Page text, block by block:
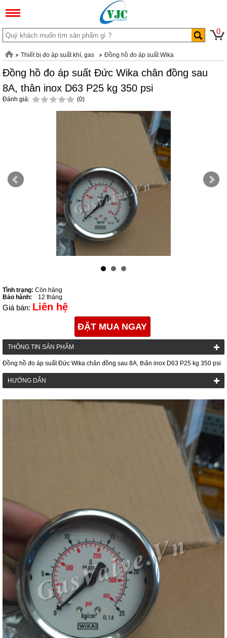
0
Thiết bị đo áp suất khí, gas Đồng hồ đo áp suất Wika
Đồng hồ đo áp suất Đức Wika chân đồng sau
8A, thân inox D63 P25 kg 350 psi
Đánh giá: (0)
Tình trạng: Còn hàng
Bảo hành:
12 tháng
Giá bán: Liên hệ
ĐẶT MUA NGAY
THÔNG TIN SẢN PHẨM
Đồng hồ đo áp suất Đức Wika chân đồng sau 8A, thân inox D63 P25 kg 350 psi
HƯỚNG DẪN